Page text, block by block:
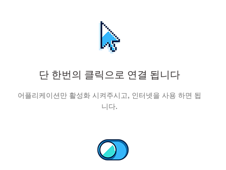
단 한번의 클릭으로 연결 됩니다
어플리케이션만 활성화 시켜주시고, 인터넷을 사용 하면 됩
니다.